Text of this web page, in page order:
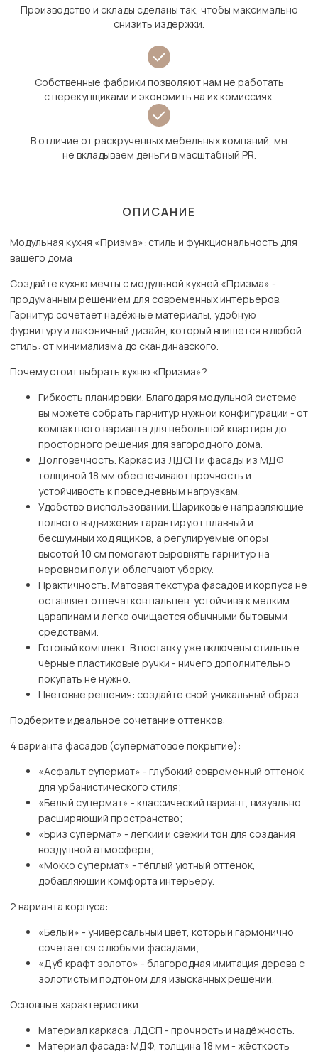
Производство и склады сделаны так, чтобы максимально
снизить издержки.
Собственные фабрики позволяют нам не работать
с перекупщиками и экономить на их комиссиях.
В отличие от раскрученных мебельных компаний, мы
не вкладываем деньги в масштабный PR.
ОПИСАНИЕ
Модульная кухня «Призма»: стиль и функциональность для
вашего дома
Создайте кухню мечты с модульной кухней «Призма» -
продуманным решением для современных интерьеров.
Гарнитур сочетает надёжные материалы, удобную
фурнитуру и лаконичный дизайн, который впишется в любой
стиль: от минимализма до скандинавского.
Почему стоит выбрать кухню «Призма»?
Гибкость планировки. Благодаря модульной системе
вы можете собрать гарнитур нужной конфигурации - от
компактного варианта для небольшой квартиры до
просторного решения для загородного дома.
Долговечность. Каркас из ЛДСП и фасады из МДФ
толщиной 18 мм обеспечивают прочность и
устойчивость к повседневным нагрузкам.
Удобство в использовании. Шариковые направляющие
полного выдвижения гарантируют плавный и
бесшумный ход ящиков, а регулируемые опоры
высотой 10 см помогают выровнять гарнитур на
неровном полу и облегчают уборку.
Практичность. Матовая текстура фасадов и корпуса не
оставляет отпечатков пальцев, устойчива к мелким
царапинам и легко очищается обычными бытовыми
средствами.
Готовый комплект. В поставку уже включены стильные
чёрные пластиковые ручки - ничего дополнительно
покупать не нужно.
Цветовые решения: создайте свой уникальный образ
Подберите идеальное сочетание оттенков:
4 варианта фасадов (суперматовое покрытие):
«Асфальт супермат» - глубокий современный оттенок
для урбанистического стиля;
«Белый супермат» - классический вариант, визуально
расширяющий пространство;
«Бриз супермат» - лёгкий и свежий тон для создания
воздушной атмосферы;
«Мокко супермат» - тёплый уютный оттенок,
добавляющий комфорта интерьеру.
2 варианта корпуса:
«Белый» - универсальный цвет, который гармонично
сочетается с любыми фасадами;
«Дуб крафт золото» - благородная имитация дерева с
золотистым подтоном для изысканных решений.
Основные характеристики
Материал каркаса: ЛДСП - прочность и надёжность.
Материал фасада: МДФ, толщина 18 мм - жёсткость